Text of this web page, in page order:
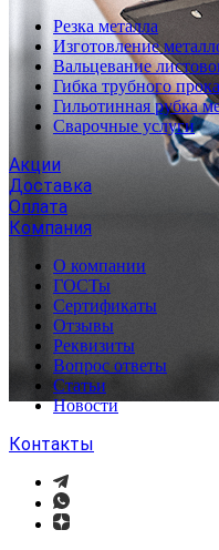
Резка металла
Изготовление
Вальцевание
Гибка трубного
Гильотинная рубка
Сварочные услуги
Акции
Доставка
Оплата
Компания
О компании
ГОСТы
Сертификаты
Отзывы
Реквизиты
Вопрос ответы
Статьи
Новости
Контакты